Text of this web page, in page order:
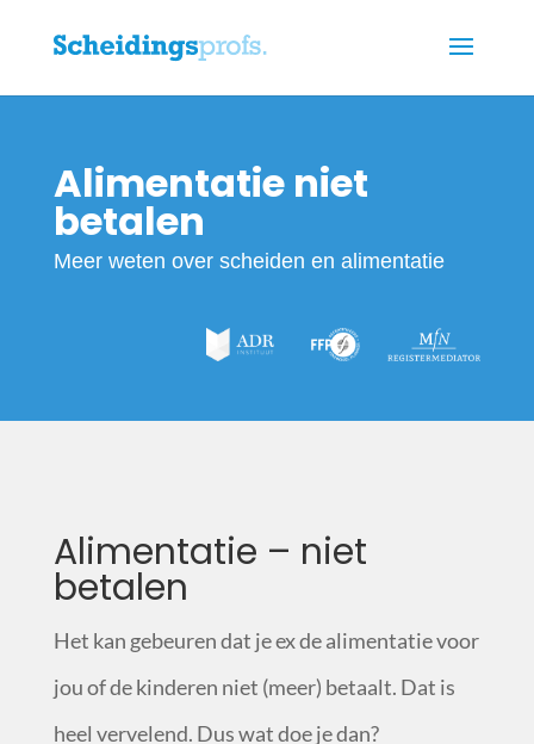
Alimentatie niet
betalen
Meer weten over scheiden en alimentatie
Alimentatie – niet
betalen
Het kan gebeuren dat je ex de alimentatie voor
jou of de kinderen niet (meer) betaalt. Dat is
heel vervelend. Dus wat doe je dan?